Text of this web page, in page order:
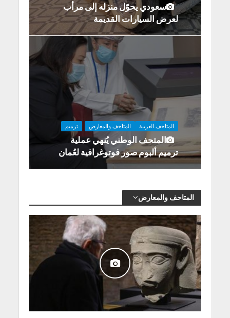
سعودي يحوّل منزله إلى مرأب
لعرض السيارات القديمة
المتاحف العربية المتاحف والمعارض ترميم
المتحف الوطني يُنهي عملية
ترميم ألبوم صور فوتوغرافية لعُمان
المتاحف والمعارض